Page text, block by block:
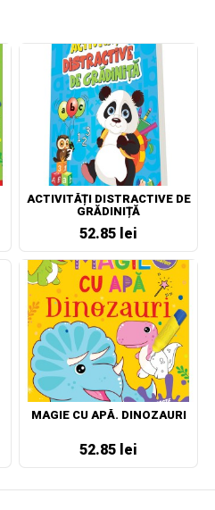
ACTIVITĂȚI DISTRACTIVE DE
GRĂDINIȚĂ
52.85 lei
MAGIE CU APĂ. DINOZAURI
52.85 lei